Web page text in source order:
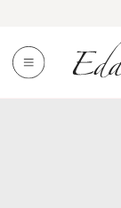
Вернуться
←